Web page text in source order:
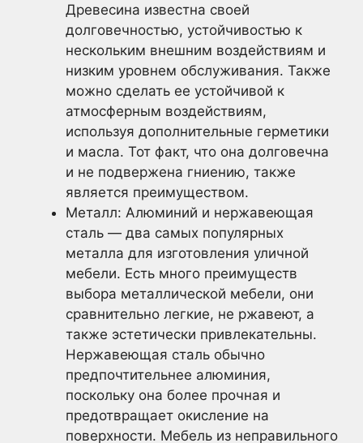
Древесина известна своей
долговечностью, устойчивостью к
нескольким внешним воздействиям и
низким уровнем обслуживания. Также
можно сделать ее устойчивой к
атмосферным воздействиям,
используя дополнительные герметики
и масла. Тот факт, что она долговечна
и не подвержена гниению, также
является преимуществом.
Металл: Алюминий и нержавеющая
сталь — два самых популярных
металла для изготовления уличной
мебели. Есть много преимуществ
выбора металлической мебели, они
сравнительно легкие, не ржавеют, а
также эстетически привлекательны.
Нержавеющая сталь обычно
предпочтительнее алюминия,
поскольку она более прочная и
предотвращает окисление на
поверхности. Мебель из неправильного